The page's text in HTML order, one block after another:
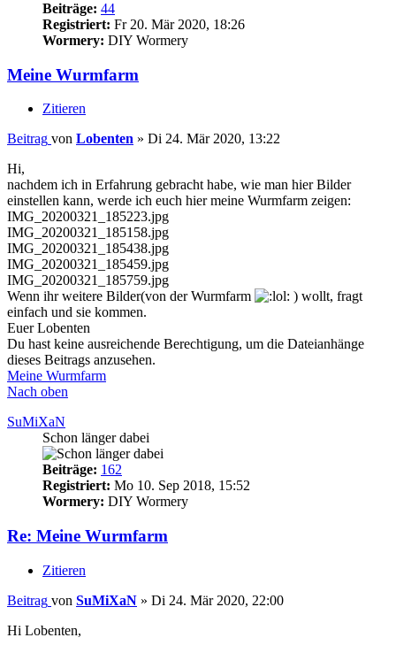
Beiträge: 44
Registriert: Fr 20. Mär 2020, 18:26
Wormery: DIY Wormery
Meine Wurmfarm
Zitieren
Beitrag von Lobenten » Di 24. Mär 2020, 13:22
Hi,
nachdem ich in Erfahrung gebracht habe, wie man hier Bilder
einstellen kann, werde ich euch hier meine Wurmfarm zeigen:
IMG_20200321_185223.jpg
IMG_20200321_185158.jpg
IMG_20200321_185438.jpg
IMG_20200321_185459.jpg
IMG_20200321_185759.jpg
Wenn ihr weitere Bilder(von der Wurmfarm
) wollt, fragt
einfach und sie kommen.
Euer Lobenten
Du hast keine ausreichende Berechtigung, um die Dateianhänge
dieses Beitrags anzusehen.
Meine Wurmfarm
Nach oben
SuMiXaN
Schon länger dabei
Beiträge: 162
Registriert: Mo 10. Sep 2018, 15:52
Wormery: DIY Wormery
Re: Meine Wurmfarm
Zitieren
Beitrag von SuMiXaN » Di 24. Mär 2020, 22:00
Hi Lobenten,